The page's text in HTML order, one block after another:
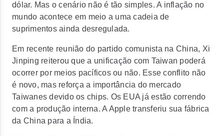
dólar. Mas o cenário não é tão simples. A inflação no
mundo acontece em meio a uma cadeia de
suprimentos ainda desregulada.
Em recente reunião do partido comunista na China, Xi
Jinping reiterou que a unificação com Taiwan poderá
ocorrer por meios pacíficos ou não. Esse conflito não
é novo, mas reforça a importância do mercado
Taiwanes devido os chips. Os EUA já estão correndo
com a produção interna. A Apple transferiu sua fábrica
da China para a Índia.